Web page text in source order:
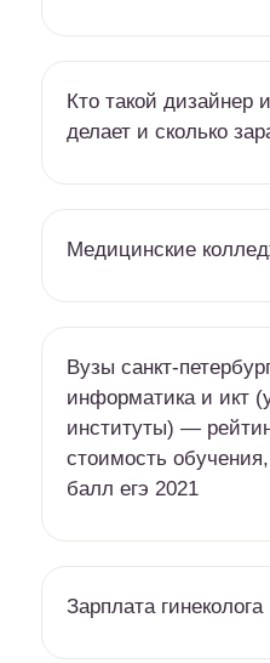
Кто такой дизайнер
делает и сколько
Медицинские
Вузы санкт-
информатика и икт
институты) —
стоимость
балл егэ 2021
Зарплата гинеколога